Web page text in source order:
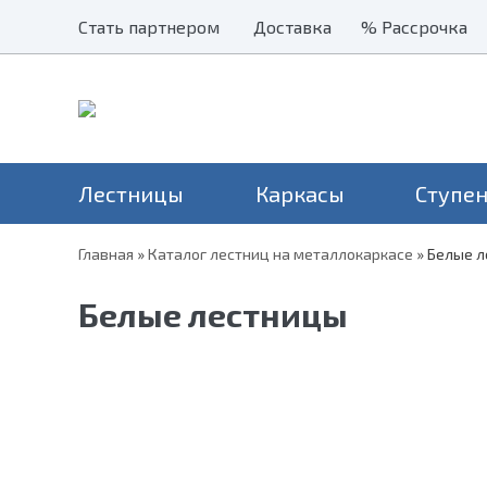
Стать партнером
Стать партнером Доставка
Доставка % Рассрочка
% Рассрочка
Лестницы
Серия Престиж
Серия Элегант
В дом
Каркасы
Перила и поручни
Главная »Каталог лестниц на металлокаркасе »Белые
Белые лестницы